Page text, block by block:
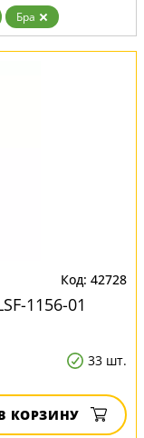
Бра
42728
1156-01
33 шт.
КОРЗИНУ